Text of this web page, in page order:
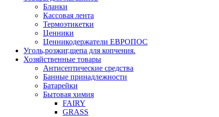
Бланки
Кассовая лента
Термоэтикетки
Ценники
Ценникодержатели ЕВРОПОС
Уголь,розжиг,щепа для копчения.
Хозяйственные товары
Антисептические средства
Банные принадлежности
Батарейки
Бытовая химия
FAIRY
GRASS